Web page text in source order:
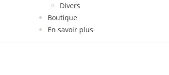
Divers
Boutique
En savoir plus